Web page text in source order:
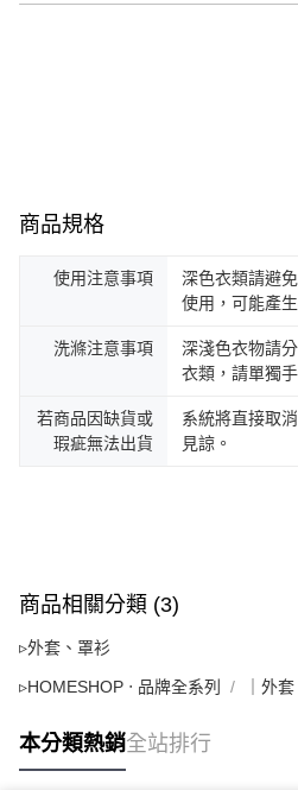
商品規格
使用注意事項
深色衣類請避
使用，可能產
洗滌注意事項
深淺色衣物請
衣類，請單獨手
若商品因缺貨或
瑕疵無法出貨
系統將直接取
見諒。
商品相關分類 (3)
▹外套、罩衫
▹HOMESHOP ‧ 品牌全系列 ｜外
本分類熱銷全站排行